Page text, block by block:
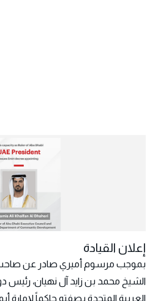
إعلان القيادة
بموجب مرسوم أميري صادر عن
الشيخ محمد بن زايد آل نهيان، رئيس
العربية المتحدة بصفته حاكماً لإمارة